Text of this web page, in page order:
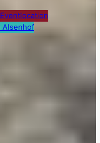
Eventlocation
Alsenhof
zum